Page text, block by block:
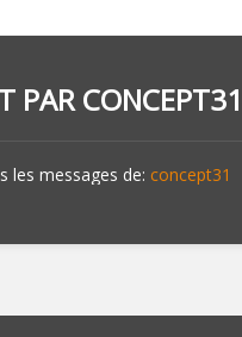
PARCONCEPT31
les messages de: concept31